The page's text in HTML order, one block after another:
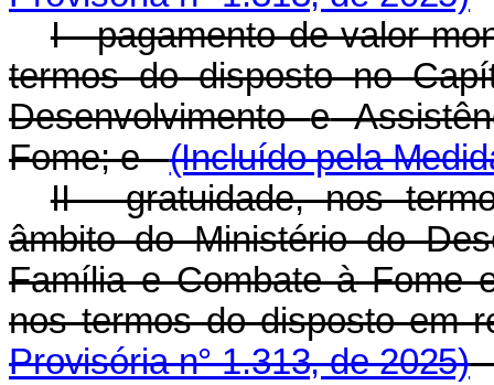
I - pagamento de valor
termos do disposto no
Desenvolvimento
e
Fome; e
(Incluído pela
II - gratuidade, nos
âmbito do Ministério do
Família e Combate à Fome
nos termos do disposto em
Provisória n° 1.313, de 2025)